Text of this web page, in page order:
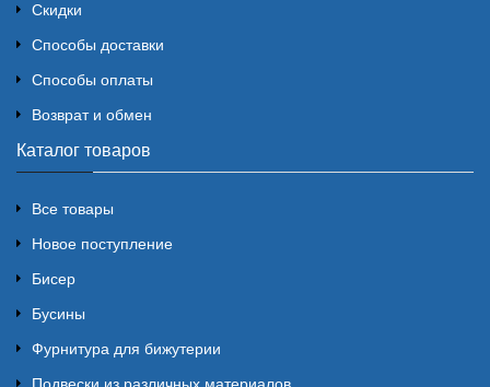
Скидки
Способы доставки
Способы оплаты
Возврат и обмен
Каталог товаров
Все товары
Новое поступление
Бисер
Бусины
Фурнитура для бижутерии